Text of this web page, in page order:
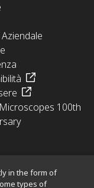
100th
in the form of
types of